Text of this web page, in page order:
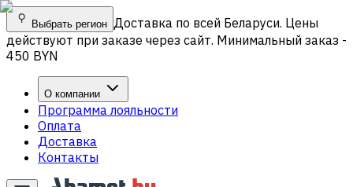
Выбрать регион Доставка по всей Беларуси. Цены
действуют при заказе через сайт. Минимальный заказ -
450 BYN
О компании
Программа лояльности
Оплата
Доставка
Контакты